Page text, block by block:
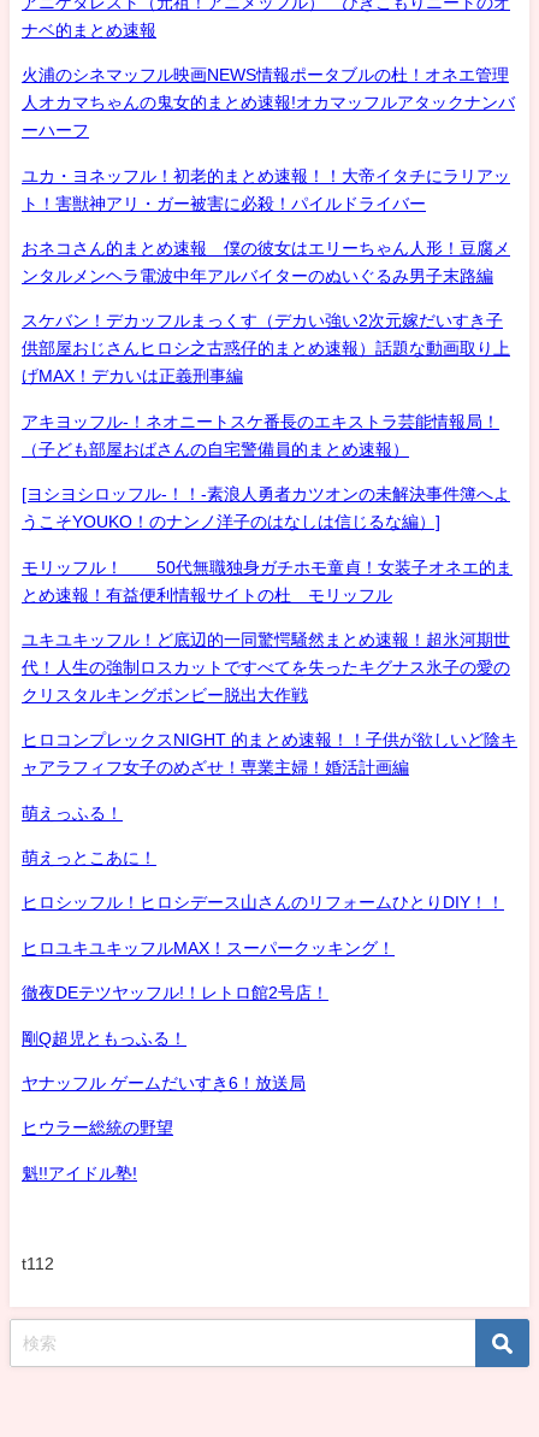
ナベ的まとめ速報
火浦のシネマッフル映画NEWS情報ポータブルの杜！オネエ管理
人オカマちゃんの鬼女的まとめ速報!オカマッフルアタックナンバ
ーハーフ
ユカ・ヨネッフル！初老的まとめ速報！！大帝イタチにラリアッ
ト！害獣神アリ・ガー被害に必殺！パイルドライバー
おネコさん的まとめ速報 僕の彼女はエリーちゃん人形！豆腐メ
ンタルメンヘラ電波中年アルバイターのぬいぐるみ男子末路編
スケバン！デカッフルまっくす（デカい強い2次元嫁だいすき子
供部屋おじさんヒロシ之古惑仔的まとめ速報）話題な動画取り上
げMAX！デカいは正義刑事編
アキヨッフル-！ネオニートスケ番長のエキストラ芸能情報局！
（子ども部屋おばさんの自宅警備員的まとめ速報）
[ヨシヨシロッフル-！！-素浪人勇者カツオンの未解決事件簿へよ
うこそYOUKO！のナンノ洋子のはなしは信じるな編）]
モリッフル！ 50代無職独身ガチホモ童貞！女装子オネエ的ま
とめ速報！有益便利情報サイトの杜 モリッフル
ユキユキッフル！ど底辺的一同驚愕騒然まとめ速報！超氷河期世
代！人生の強制ロスカットですべてを失ったキグナス氷子の愛の
クリスタルキングボンビー脱出大作戦
ヒロコンプレックスNIGHT 的まとめ速報！！子供が欲しいど陰キ
ャアラフィフ女子のめざせ！専業主婦！婚活計画編
萌えっふる！
萌えっとこあに！
ヒロシッフル！ヒロシデース山さんのリフォームひとりDIY！！
ヒロユキユキッフルMAX！スーパークッキング！
徹夜DEテツヤッフル!！レトロ館2号店！
剛Q超児ともっふる！
ヤナッフル ゲームだいすき6！放送局
ヒウラー総統の野望
魁!!アイドル塾!
t112